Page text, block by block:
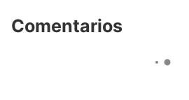
Comentarios